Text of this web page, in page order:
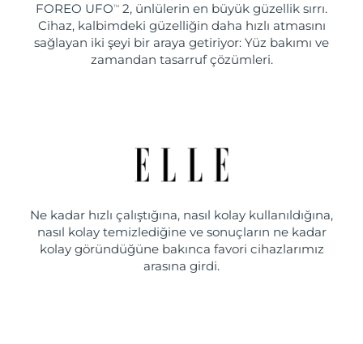
FOREO UFO TM
2, ünlülerin en büyük güzellik sırrı.
Cihaz, kalbimdeki güzelliğin daha hızlı atmasını
sağlayan iki şeyi bir araya getiriyor: Yüz bakımı ve
zamandan tasarruf çözümleri.
Ne kadar hızlı çalıştığına, nasıl kolay kullanıldığına,
nasıl kolay temizlediğine ve sonuçların ne kadar
kolay göründüğüne bakınca favori cihazlarımız
arasına girdi.